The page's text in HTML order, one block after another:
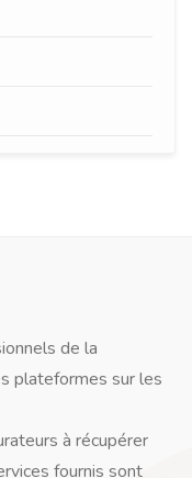
de la
plateformes sur les
à récupérer
fournis sont